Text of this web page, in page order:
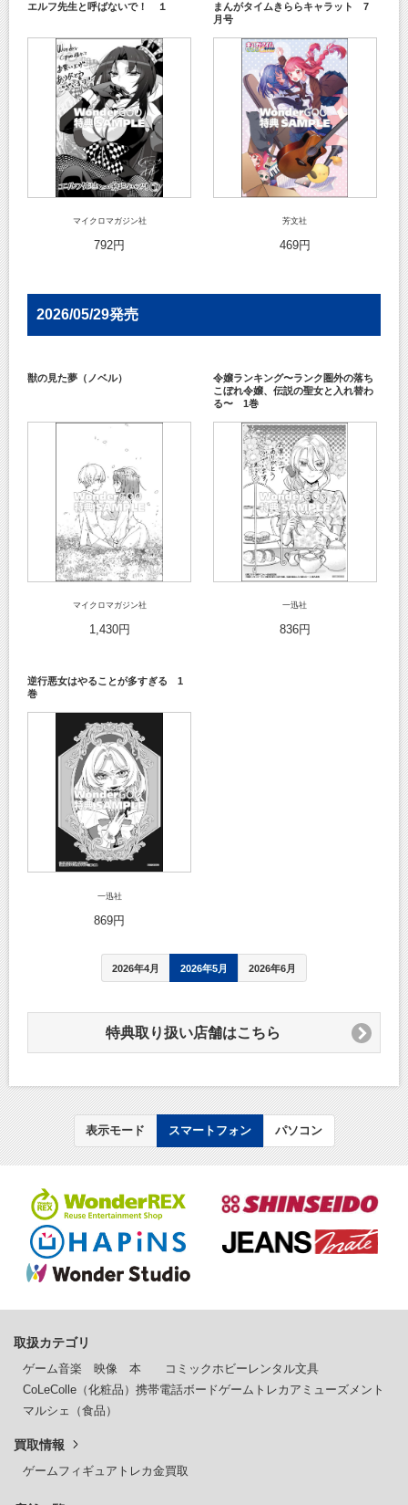
エルフ先生と呼ばないで！ １
マイクロマガジン社
792円
まんがタイムきららキャラット 7
月号
芳文社
469円
2026/05/29発売
獣の見た夢（ノベル）
マイクロマガジン社
1,430円
令嬢ランキング〜ランク圏外の落ち
こぼれ令嬢、伝説の聖女と入れ替わ
る〜 1巻
一迅社
836円
逆行悪女はやることが多すぎる 1
巻
一迅社
869円
2026年4月 2026年5月 2026年6月
特典取り扱い店舗はこちら
表示モード スマートフォン パソコン
取扱カテゴリ
ゲーム音楽 映像 本 コミック ホビー レンタル文具
CoLeColle（化粧品） 携帯電話ボードゲーム トレカ アミューズメント
マルシェ（食品）
買取情報
ゲームフィギュア トレカ金買取